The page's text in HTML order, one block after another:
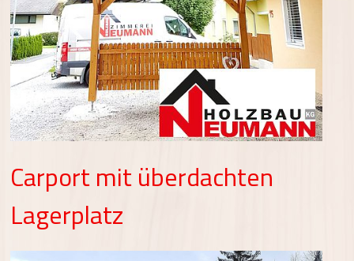
Carport mit überdachten
Lagerplatz